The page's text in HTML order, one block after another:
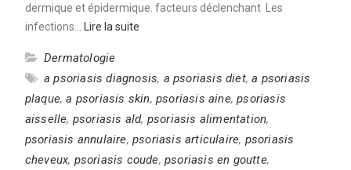
dermique et épidermique. facteurs déclenchant Les
infections…
Lire la suite
Dermatologie
a psoriasis diagnosis, a psoriasis diet,a psoriasis
plaque,a psoriasis skin, psoriasis aine,psoriasis
aisselle, psoriasis ald, psoriasis alimentation,
psoriasis annulaire, psoriasis articulaire, psoriasis
cheveux, psoriasis coude, psoriasis en goutte,